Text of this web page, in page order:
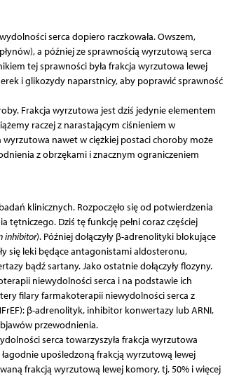
serca dopiero raczkowała. Owszem,
a później ze sprawnością wyrzutową serca
tej sprawności była frakcja wyrzutowa lewej
i glikozydy naparstnicy, aby poprawić sprawność
Frakcja wyrzutowa jest dziś jedynie elementem
raczej z narastającym ciśnieniem w
wyrzutowa nawet w ciężkiej postaci choroby może
z obrzękami i znacznym ograniczeniem
klinicznych. Rozpoczęło się od potwierdzenia
Dziś tę funkcję pełni coraz częściej
inhibitor). Później dołączyły β-adrenolityki blokujące
się leki będące antagonistami aldosteronu,
bądź sartany. Jako ostatnie dołączyły flozyny.
niewydolności serca i na podstawie ich
filary farmakoterapii niewydolności serca z
β-adrenolityk, inhibitor konwertazy lub ARNI,
przewodnienia.
serca towarzyszyła frakcja wyrzutowa
upośledzoną frakcją wyrzutową lewej
frakcją wyrzutową lewej komory, tj. 50% i więcej